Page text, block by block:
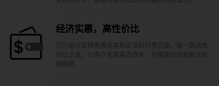
经济实惠，高性价比
万兴图示提供免费版本和灵活的付费方案，是一款高性
价比之选，让用户无需高昂成本，也能高效绘制复杂机
械图纸。